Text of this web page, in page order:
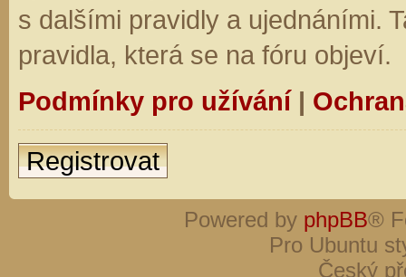
s dalšími pravidly a ujednáními.
pravidla, která se na fóru objeví.
Podmínky pro užívání|
Registrovat
Powered by phpBB®
Pro Ubuntu
Český